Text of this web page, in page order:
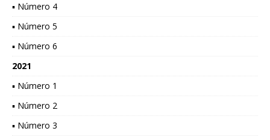
▪ Número 4
▪ Número 5
▪ Número 6
2021
▪ Número 1
▪ Número 2
▪ Número 3